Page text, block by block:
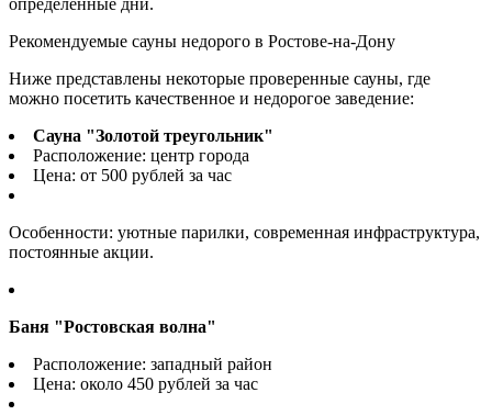
Рекомендуемые сауны недорого в Ростове-на-Дону
Ниже представлены некоторые проверенные сауны, где
можно посетить качественное и недорогое заведение:
Сауна "Золотой треугольник"
Расположение: центр города
Цена: от 500 рублей за час
Особенности: уютные парилки, современная инфраструктура,
постоянные акции.
Баня "Ростовская волна"
Расположение: западный район
Цена: около 450 рублей за час